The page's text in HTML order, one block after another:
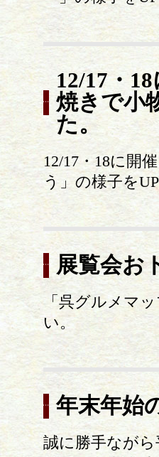
12/17・
焼きで小
た。
12/17・18に開
う」の様子を
展覧会お
「呉グルメマ
い。
年末年始
誠に勝手ながら